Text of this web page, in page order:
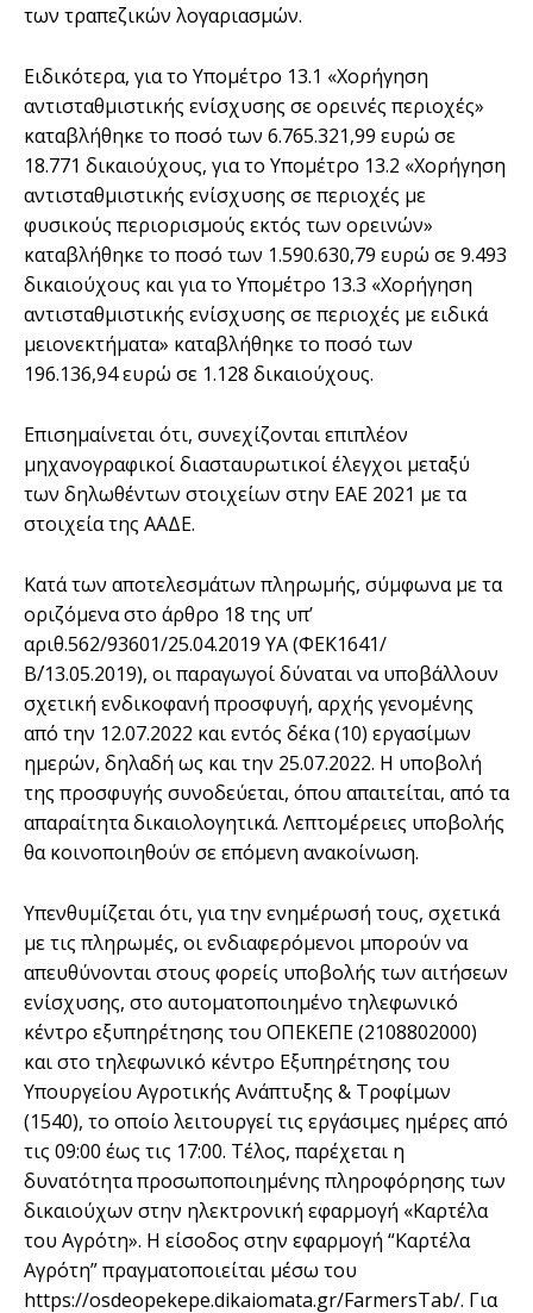
των τραπεζικών λογαριασμών.
Ειδικότερα, για το Υπομέτρο 13.1 «Χορήγηση
αντισταθμιστικής ενίσχυσης σε ορεινές περιοχές»
καταβλήθηκε το ποσό των 6.765.321,99 ευρώ σε
18.771 δικαιούχους, για το Υπομέτρο 13.2 «Χορήγηση
αντισταθμιστικής ενίσχυσης σε περιοχές με
φυσικούς περιορισμούς εκτός των ορεινών»
καταβλήθηκε το ποσό των 1.590.630,79 ευρώ σε 9.493
δικαιούχους και για το Υπομέτρο 13.3 «Χορήγηση
αντισταθμιστικής ενίσχυσης σε περιοχές με ειδικά
μειονεκτήματα» καταβλήθηκε το ποσό των
196.136,94 ευρώ σε 1.128 δικαιούχους.
Επισημαίνεται ότι, συνεχίζονται επιπλέον
μηχανογραφικοί διασταυρωτικοί έλεγχοι μεταξύ
των δηλωθέντων στοιχείων στην ΕΑΕ 2021 με τα
στοιχεία της ΑΑΔΕ.
Κατά των αποτελεσμάτων πληρωμής, σύμφωνα με τα
οριζόμενα στο άρθρο 18 της υπ’
αριθ.562/93601/25.04.2019 ΥΑ (ΦΕΚ1641/
Β΄/13.05.2019), οι παραγωγοί δύναται να υποβάλλουν
σχετική ενδικοφανή προσφυγή, αρχής γενομένης
από την 12.07.2022 και εντός δέκα (10) εργασίμων
ημερών, δηλαδή ως και την 25.07.2022. Η υποβολή
της προσφυγής συνοδεύεται, όπου απαιτείται, από τα
απαραίτητα δικαιολογητικά. Λεπτομέρειες υποβολής
θα κοινοποιηθούν σε επόμενη ανακοίνωση.
Υπενθυμίζεται ότι, για την ενημέρωσή τους, σχετικά
με τις πληρωμές, οι ενδιαφερόμενοι μπορούν να
απευθύνονται στους φορείς υποβολής των αιτήσεων
ενίσχυσης, στο αυτοματοποιημένο τηλεφωνικό
κέντρο εξυπηρέτησης του ΟΠΕΚΕΠΕ (2108802000)
και στο τηλεφωνικό κέντρο Εξυπηρέτησης του
Υπουργείου Αγροτικής Ανάπτυξης & Τροφίμων
(1540), το οποίο λειτουργεί τις εργάσιμες ημέρες από
τις 09:00 έως τις 17:00. Τέλος, παρέχεται η
δυνατότητα προσωποποιημένης πληροφόρησης των
δικαιούχων στην ηλεκτρονική εφαρμογή «Καρτέλα
του Αγρότη». Η είσοδος στην εφαρμογή “Καρτέλα
Αγρότη” πραγματοποιείται μέσω του
https://osdeopekepe.dikaiomata.gr/FarmersTab/. Για